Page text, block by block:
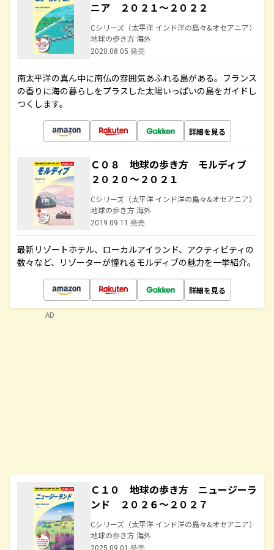
ニア ２０２１～２０２２
Cシリーズ（太平洋 インド洋の島々&オセアニア）
地球の歩き方 海外
2020.08.05 発売
南太平洋の真ん中に南仏の雰囲気あふれる島がある。フランス
の香りに海の暮らしをプラスした太陽いっぱいの島をガイドし
つくします。
詳細を見る
Ｃ０８ 地球の歩き方 モルディブ
２０２０～２０２１
Cシリーズ（太平洋 インド洋の島々&オセアニア）
地球の歩き方 海外
2019.09.11 発売
最新リゾートホテル、ローカルアイランド、アクティビティの
数々など、リゾーターが憧れるモルディブの魅力を一挙紹介。
詳細を見る
Ｃ１０ 地球の歩き方 ニュージーラ
ンド ２０２６～２０２７
Cシリーズ（太平洋 インド洋の島々&オセアニア）
地球の歩き方 海外
2025.09.01 発売
AD